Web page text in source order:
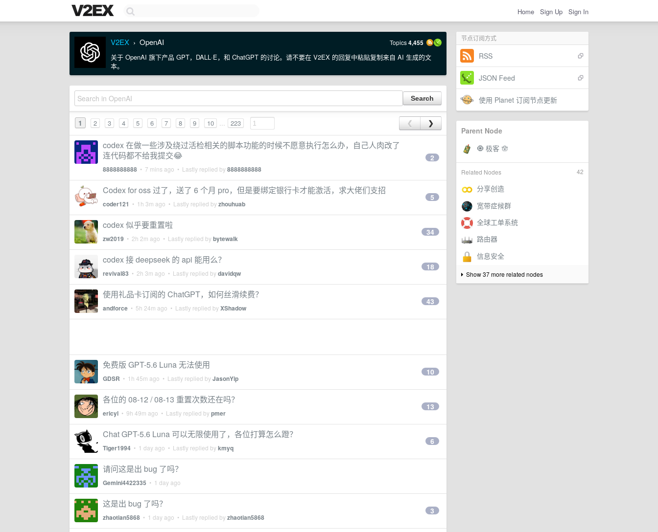
Home Sign Up Sign In
节点订阅方式
RSS
JSON Feed
使用 Planet 订阅节点更新
Parent Node
42
Related Nodes
Show 37 more related nodes
V2EX › OpenAI Topics4,455
关于 OpenAI 旗下产品 GPT，DALL·E，和 ChatGPT 的讨论。请不要在 V2EX 的回复中粘贴复制来自 AI 生成的文
本。
1 2 3 4 5 6 7 8 9 10 ... 223 ❮ ❯
codex 在做一些涉及绕过活检相关的脚本功能的时候不愿意执行怎么办，自己人肉改了
连代码都不给我提交😂
8888888888 • 7 mins ago • Lastly replied by8888888888
2
Codex for oss 过了，送了 6 个月 pro，但是要绑定银行卡才能激活，求大佬们支招
coder121 • 1h 3m ago • Lastly replied byzhouhuab
5
codex 似乎要重置啦
zw2019 • 2h 2m ago • Lastly replied bybytewalk
34
codex 接 deepseek 的 api 能用么？
revival83 • 2h 3m ago • Lastly replied bydavidqw
18
使用礼品卡订阅的 ChatGPT，如何丝滑续费？
andforce • 5h 24m ago • Lastly replied byXShadow
43
免费版 GPT-5.6 Luna 无法使用
GDSR • 1h 45m ago • Lastly replied byJasonYip
10
各位的 08-12 / 08-13 重置次数还在吗？
ericyl • 9h 49m ago • Lastly replied bypmer
13
Chat GPT-5.6 Luna 可以无限使用了，各位打算怎么蹬？
Tiger1994 • 1 day ago • Lastly replied bykmyq
6
请问这是出 bug 了吗？
Gemini4422335 • 1 day ago
这是出 bug 了吗？
zhaotian5868 • 1 day ago • Lastly replied byzhaotian5868
3